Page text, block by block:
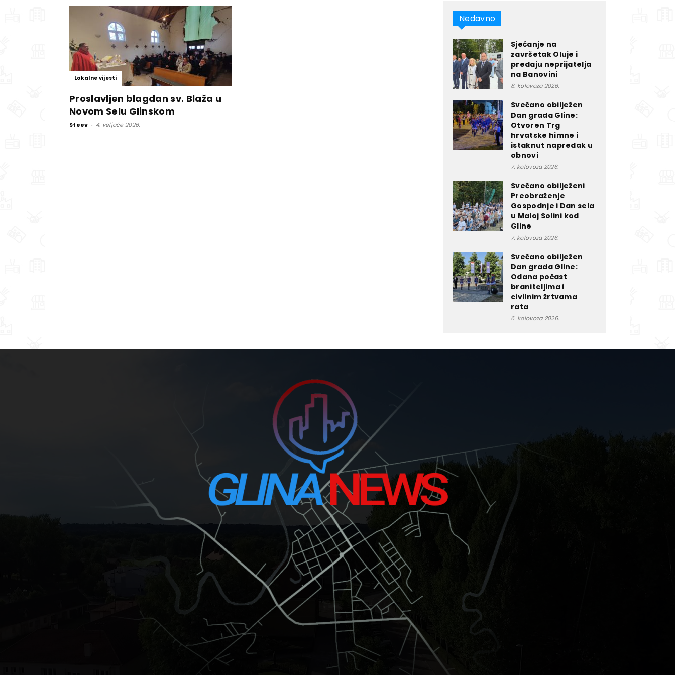
Lokalne vijesti
Proslavljen blagdan sv. Blaža u
Novom Selu Glinskom
Steev - 4. veljače 2026.
Nedavno
Sjećanje na
završetak Oluje i
predaju neprijatelja
na Banovini
8. kolovoza 2026.
Svečano obilježen
Dan grada Gline:
Otvoren Trg
hrvatske himne i
istaknut napredak u
obnovi
7. kolovoza 2026.
Svečano obilježeni
Preobraženje
Gospodnje i Dan sela
u Maloj Solini kod
Gline
7. kolovoza 2026.
Svečano obilježen
Dan grada Gline:
Odana počast
braniteljima i
civilnim žrtvama
rata
6. kolovoza 2026.